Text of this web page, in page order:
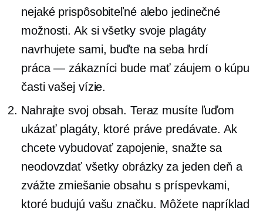
nejaké prispôsobiteľné alebo jedinečné
možnosti. Ak si všetky svoje plagáty
navrhujete sami, buďte na seba hrdí
práca — zákazníci bude mať záujem o kúpu
časti vašej vízie.
Nahrajte svoj obsah. Teraz musíte ľuďom
ukázať plagáty, ktoré práve predávate. Ak
chcete vybudovať zapojenie, snažte sa
neodovzdať všetky obrázky za jeden deň a
zvážte zmiešanie obsahu s príspevkami,
ktoré budujú vašu značku. Môžete napríklad